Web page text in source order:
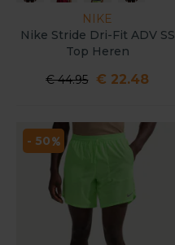
NIKE
Nike Stride Dri-Fit ADV SS
Top Heren
€ 44.95 € 22.48
- 50